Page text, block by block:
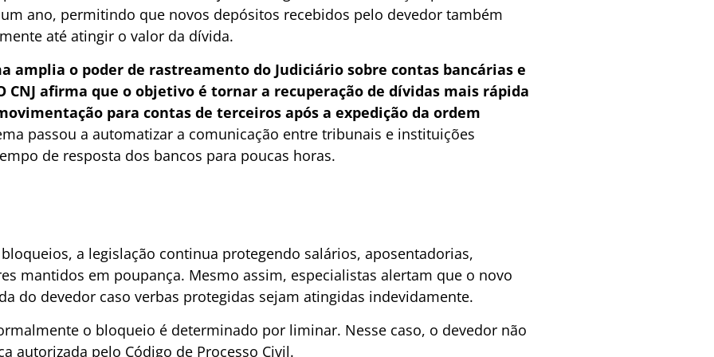
ano, permitindo que novos depósitos recebidos pelo devedor também
até atingir o valor da dívida.
amplia o poder de rastreamento do Judiciário sobre contas bancárias e
CNJ afirma que o objetivo é tornar a recuperação de dívidas mais rápida
para contas de terceiros após a expedição da ordem
passou a automatizar a comunicação entre tribunais e instituições
de resposta dos bancos para poucas horas.
a legislação continua protegendo salários, aposentadorias,
mantidos em poupança. Mesmo assim, especialistas alertam que o novo
do devedor caso verbas protegidas sejam atingidas indevidamente.
o bloqueio é determinado por liminar. Nesse caso, o devedor não
autorizada pelo Código de Processo Civil.